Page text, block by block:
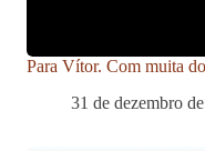
Para Vítor. Com muita
31 de dezembro